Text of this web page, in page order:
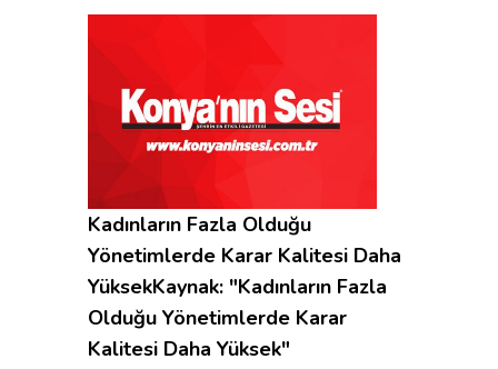
Kadınların Fazla Olduğu
Yönetimlerde Karar Kalitesi Daha
YüksekKaynak: "Kadınların Fazla
Olduğu Yönetimlerde Karar
Kalitesi Daha Yüksek"